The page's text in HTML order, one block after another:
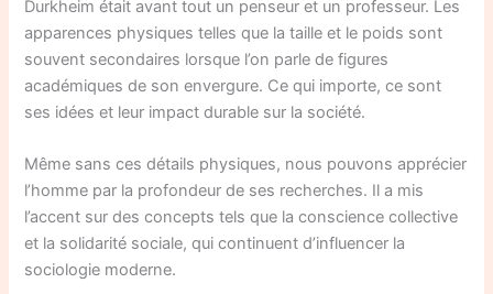
Durkheim était avant tout un penseur et un professeur. Les
apparences physiques telles que la taille et le poids sont
souvent secondaires lorsque l’on parle de figures
académiques de son envergure. Ce qui importe, ce sont
ses idées et leur impact durable sur la société.
Même sans ces détails physiques, nous pouvons apprécier
l’homme par la profondeur de ses recherches. Il a mis
l’accent sur des concepts tels que la conscience collective
et la solidarité sociale, qui continuent d’influencer la
sociologie moderne.